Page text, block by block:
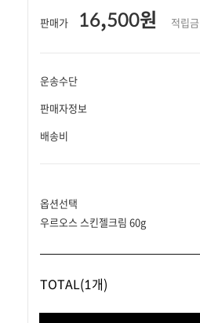
판매가 16,500원 적립금
운송수단
판매자정보
배송비
옵션선택
우르오스 스킨젤크림 60g
TOTAL(1개)